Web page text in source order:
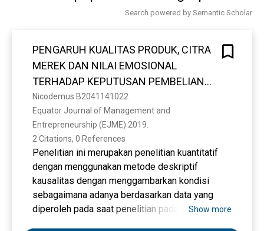
Search powered by Semantic Scholar
PENGARUH KUALITAS PRODUK, CITRA
MEREK DAN NILAI EMOSIONAL
TERHADAP KEPUTUSAN PEMBELIAN
DAN DAMPAKNYA PADA KEPUASAN
KONSUMEN (STUDI PADA KONSUMEN
TUPPERWARE DI KOTA PONTIANAK)
Nicodemus B2041141022
Equator Journal of Management and
Entrepreneurship (EJME) 2019.
2 Citations, 0 References
Penelitian ini merupakan penelitian kuantitatif
dengan menggunakan metode deskriptif
kausalitas dengan menggambarkan kondisi
sebagaimana adanya berdasarkan data yang
diperoleh pada saat penelitian pada stockiest
Show more